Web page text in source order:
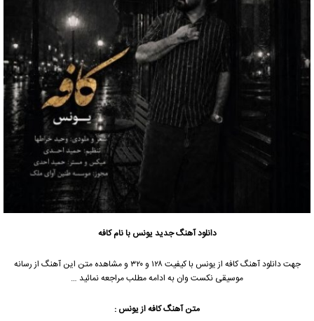
دانلود آهنگ جدیدیونس با نام کافه
جهت دانلود آهنگ کافه از یونس با کیفیت ۱۲۸ و ۳۲۰ و مشاهده متن این آهنگ از رسانه
موسیقی نکست وان به ادامه مطلب مراجعه نمائید …
متن آهنگ کافه از یونس :